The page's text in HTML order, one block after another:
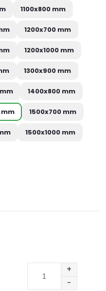
1100x800 mm
1200x700 mm
1200x1000 mm
1300x900 mm
1400x800 mm
mm 1500x700 mm
1500x1000 mm